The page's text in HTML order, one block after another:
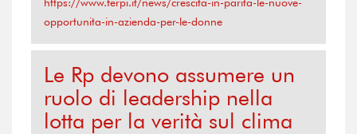
opportunita-in-azienda-per-le-donne
Le Rp devono assumere un
ruolo di leadership nella
lotta per la verità sul clima